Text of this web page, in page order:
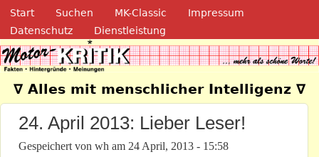
Direkt zum Inhalt
Navigation
Start Suchen MK-Classic
Impressum
Datenschutz
Dienstleistung
Motor-Kritik.de
∇ Alles mit menschlicher Intelligenz ∇
24. April 2013: Lieber Leser!
Gespeichert von wh am 24 April, 2013 - 15:58